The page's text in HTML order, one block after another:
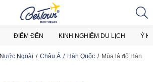
ĐIỂM ĐẾN KINH NGHIỆM DU LỊCH Ý
Nước Ngoài Châu Á Hàn Quốc
Mùa lá đỏ Hàn